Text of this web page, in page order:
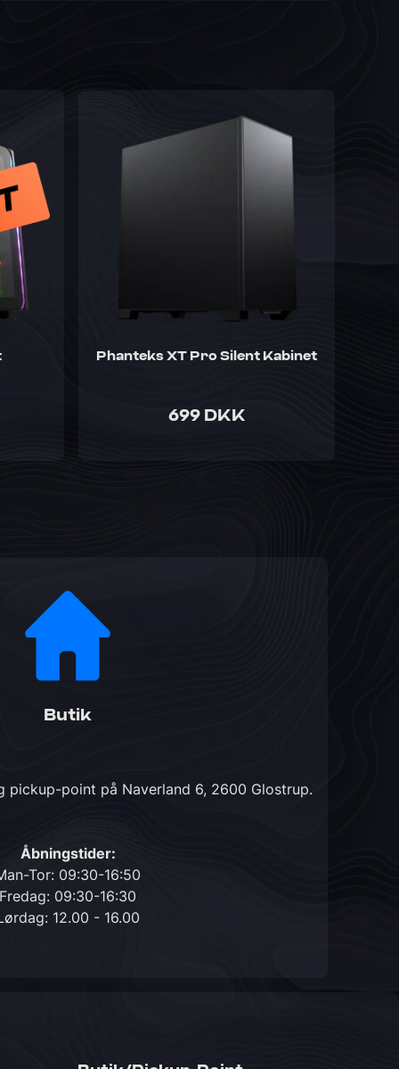
Phanteks XT Pro Silent Kabinet
699 DKK
Butik
pickup-point på Naverland 6, 2600 Glostrup.
Åbningstider:
Tor: 09:30-16:50
Fredag: 09:30-16:30
12.00 - 16.00